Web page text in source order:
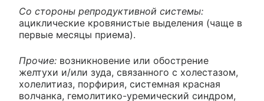
Со стороны репродуктивной системы:
ациклические кровянистые выделения (чаще в
первые месяцы приема).
Прочие: возникновение или обострение
желтухи и/или зуда, связанного с холестазом,
холелитиаз, порфирия, системная красная
волчанка, гемолитико-уремический синдром,